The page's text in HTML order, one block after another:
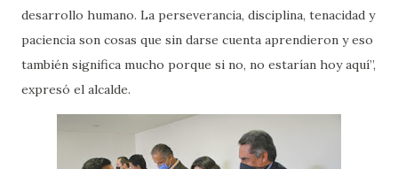
desarrollo humano. La perseverancia, disciplina, tenacidad y
paciencia son cosas que sin darse cuenta aprendieron y eso
también significa mucho porque si no, no estarían hoy aquí”,
expresó el alcalde.